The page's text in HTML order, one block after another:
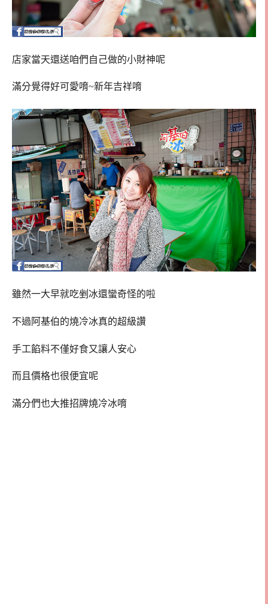
店家當天還送咱們自己做的小財神呢
滿分覺得好可愛唷~新年吉祥唷
雖然一大早就吃剉冰還蠻奇怪的啦
不過阿基伯的燒冷冰真的超級讚
手工餡料不僅好食又讓人安心
而且價格也很便宜呢
滿分們也大推招牌燒冷冰唷